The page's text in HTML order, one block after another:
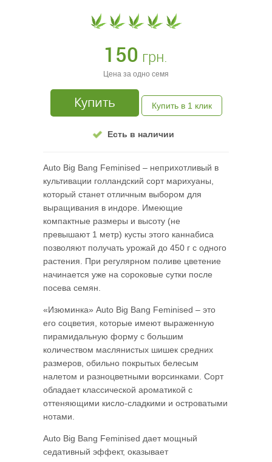
150 грн.
Цена за одно семя
Купить Купить в 1 клик
Есть в наличии
Auto Big Bang Feminised – неприхотливый в
культивации голландский сорт марихуаны,
который станет отличным выбором для
выращивания в индоре. Имеющие
компактные размеры и высоту (не
превышают 1 метр) кусты этого каннабиса
позволяют получать урожай до 450 г с одного
растения. При регулярном поливе цветение
начинается уже на сороковые сутки после
посева семян.
«Изюминка» Auto Big Bang Feminised – это
его соцветия, которые имеют выраженную
пирамидальную форму с большим
количеством маслянистых шишек средних
размеров, обильно покрытых белесым
налетом и разноцветными ворсинками. Сорт
обладает классической ароматикой с
оттеняющими кисло-сладкими и островатыми
нотами.
Auto Big Bang Feminised дает мощный
седативный эффект, оказывает